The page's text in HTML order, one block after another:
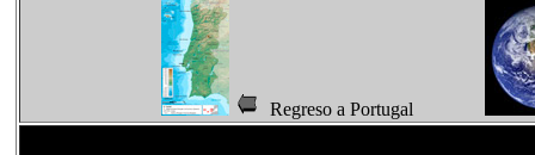
Regreso a Portugal